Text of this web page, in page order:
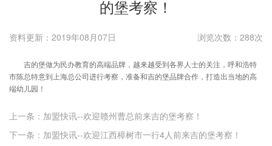
的堡考察！
资料更新：2019年08月07日 浏览次数：288次
吉的堡做为民办教育的高端品牌，越来越受到各界人士的关注，呼和浩特
市陈总特意到上海总公司进行考察，准备和吉的堡品牌合作，打造出当地的高
端幼儿园！
上一条：加盟快讯--欢迎赣州曹总前来吉的堡考察！
下一条：加盟快讯--欢迎江西樟树市一行4人前来吉的堡考察！